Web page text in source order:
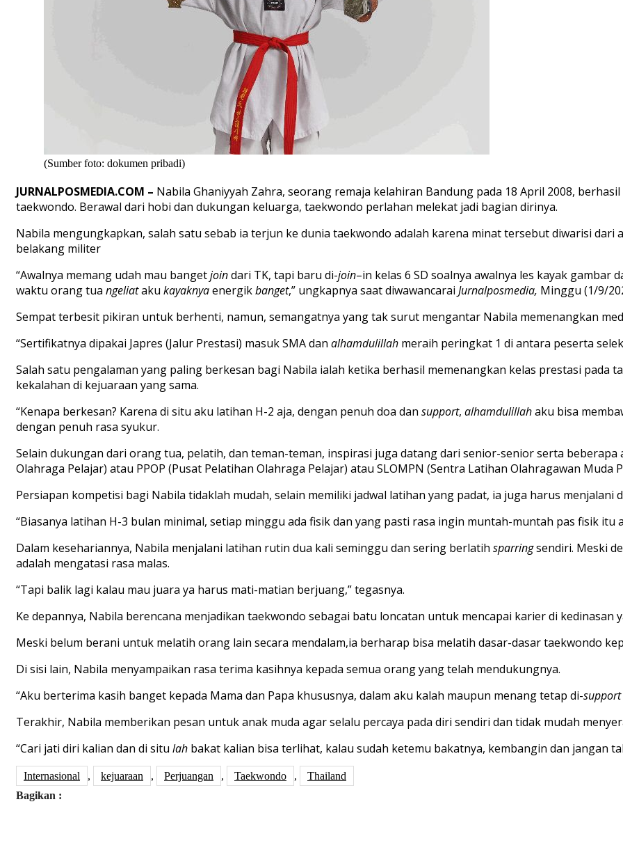
(Sumber foto: dokumen pribadi)
JURNALPOSMEDIA.COM – Nabila Ghaniyyah Zahra, seorang remaja kelahiran Bandung pada 18 April 2008, berhasil
taekwondo. Berawal dari hobi dan dukungan keluarga, taekwondo perlahan melekat jadi bagian dirinya.
Nabila mengungkapkan, salah satu sebab ia terjun ke dunia taekwondo adalah karena minattersebutdiwarisi dari
belakang militer
“Awalnya memang udah mau bangetjoindari TK, tapi baru di-join–in kelas 6 SD soalnya awalnya les kayak gambard
waktu orangtua ngeliataku kayaknyaenergikbanget,” ungkapnya saat diwawancarai Jurnalposmedia, Minggu (1/9/
Sempatterbesit pikiran untuk berhenti, namun, semangatnya yangtaksurut mengantar Nabila memenangkan
“Sertifikatnya dipakai Japres (Jalur Prestasi) masukSMAdan alhamdulillah meraih peringkat 1 di antara peserta
Salah satu pengalaman yang paling berkesan bagi Nabila ialah ketika berhasil memenangkan kelas prestasi pada
kekalahan di kejuaraan yangsama.
“Kenapa berkesan? Karena di situ aku latihan H-2 aja, dengan penuh doa dan support, alhamdulillahaku bisa
dengan penuh rasa syukur.
Selain dukungan dari orangtua, pelatih, dan teman-teman, inspirasi juga datangdari senior-seniorserta beberapa
Olahraga Pelajar) atau PPOP (Pusat Pelatihan Olahraga Pelajar) atau SLOMPN (Sentra Latihan Olahragawan Muda
Persiapan kompetisi bagi Nabila tidaklah mudah, selain memiliki jadwal latihan yang padat, ia juga harus menjalani
“Biasanya latihan H-3 bulan minimal, setiap minggu ada fisikdan yang pasti rasa ingin muntah-muntah pas fisik itu
Dalam kesehariannya, Nabila menjalani latihan rutin dua kali seminggu dan sering berlatih sparringsendiri. Meski
adalah mengatasi rasa malas.
“Tapi balik lagi kalau mau juara ya harus mati-matian berjuang,”tegasnya.
Ke depannya, Nabila berencana menjadikan taekwondo sebagai batu loncatan untuk mencapai karierdi kedinasan
Meski belum berani untuk melatih orang lain secara mendalam,ia berharap bisa melatih dasar-dasartaekwondo
Di sisi lain, Nabila menyampaikan rasa terima kasihnya kepada semua orang yangtelah mendukungnya.
“Aku berterima kasih banget kepada Mama dan Papa khususnya, dalam aku kalah maupun menangtetap di-support
Terakhir, Nabila memberikan pesan untukanak muda agarselalu percaya pada diri sendiri dan tidak mudah
“Cari jati diri kalian dan di situ lah bakat kalian bisa terlihat, kalau sudah ketemu bakatnya, kembangin dan jangan
Internasional , kejuaraan , Perjuangan , Taekwondo ,
Thailand
Bagikan :